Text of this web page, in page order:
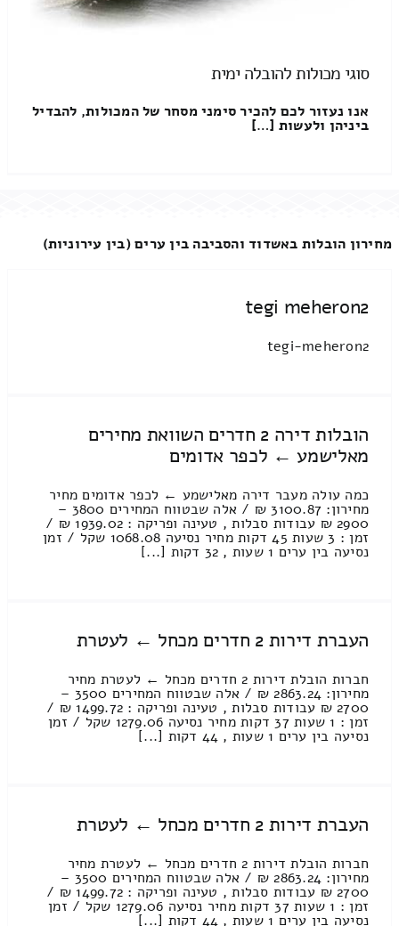
סוגי מכולות להובלה ימית
אנו נעזור לכם להכיר סימני מסחר של המכולות, להבדיל
ביניהן ולעשות […]
מחירון הובלות באשדוד והסביבה בין ערים (בין עירוניות)
tegi meheron2
tegi-meheron2
הובלות דירה 2 חדרים השוואת מחירים
מאלישמע ← לכפר אדומים
כמה עולה מעבר דירה מאלישמע ← לכפר אדומים מחיר
מחירון: 3100.87 ₪ / אלה שבטווח המחירים 3800 –
2900 ₪ עבודות סבלות , טעינה ופריקה : 1939.02 ₪ /
זמן : 3 שעות 45 דקות מחיר נסיעה 1068.08 שקל / זמן
נסיעה בין ערים 1 שעות , 32 דקות [...]
העברת דירות 2 חדרים מכחל ← לעטרת
חברות הובלת דירות 2 חדרים מכחל ← לעטרת מחיר
מחירון: 2863.24 ₪ / אלה שבטווח המחירים 3500 –
2700 ₪ עבודות סבלות , טעינה ופריקה : 1499.72 ₪ /
זמן : 1 שעות 37 דקות מחיר נסיעה 1279.06 שקל / זמן
נסיעה בין ערים 1 שעות , 44 דקות [...]
העברת דירות 2 חדרים מכחל ← לעטרת
חברות הובלת דירות 2 חדרים מכחל ← לעטרת מחיר
מחירון: 2863.24 ₪ / אלה שבטווח המחירים 3500 –
2700 ₪ עבודות סבלות , טעינה ופריקה : 1499.72 ₪ /
זמן : 1 שעות 37 דקות מחיר נסיעה 1279.06 שקל / זמן
נסיעה בין ערים 1 שעות , 44 דקות [...]